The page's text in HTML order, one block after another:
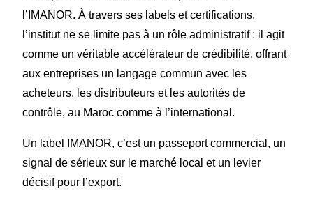
l’IMANOR. À travers ses labels et certifications,
l’institut ne se limite pas à un rôle administratif : il agit
comme un véritable accélérateur de crédibilité, offrant
aux entreprises un langage commun avec les
acheteurs, les distributeurs et les autorités de
contrôle, au Maroc comme à l’international.
Un label IMANOR, c’est un passeport commercial, un
signal de sérieux sur le marché local et un levier
décisif pour l’export.